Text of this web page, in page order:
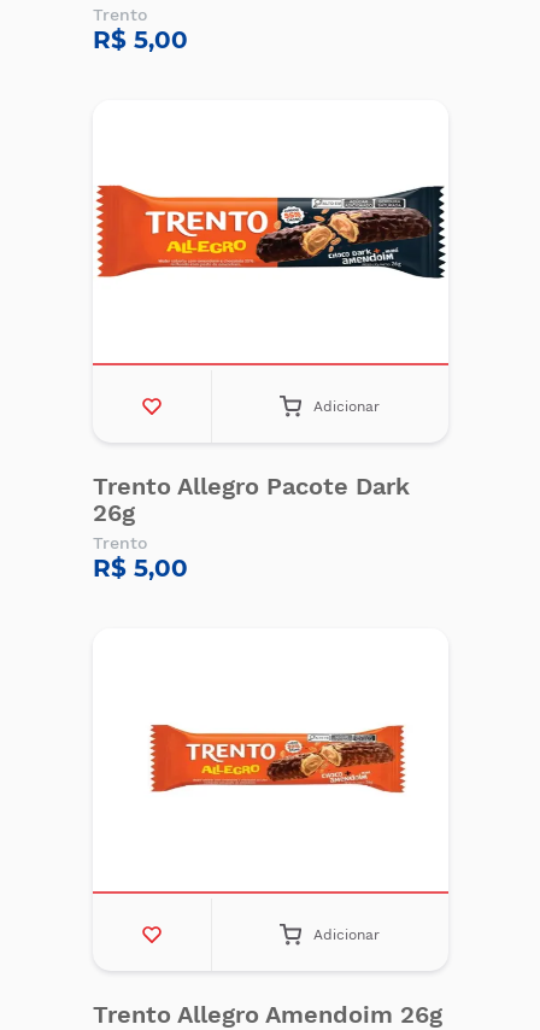
Trento
R$ 5,00
Adicionar
Trento Allegro Pacote Dark
26g
Trento
R$ 5,00
Adicionar
Trento Allegro Amendoim 26g